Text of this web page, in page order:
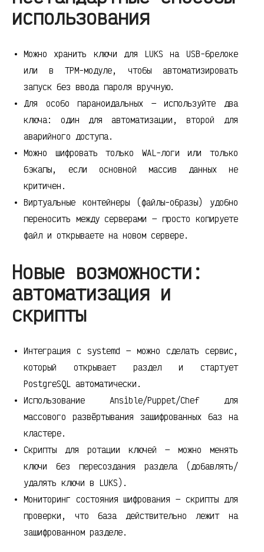
использования
Можно хранить ключи для LUKS на USB-брелоке
или в TPM-модуле, чтобы автоматизировать
запуск без ввода пароля вручную.
Для особо параноидальных — используйте два
ключа: один для автоматизации, второй для
аварийного доступа.
Можно шифровать только WAL-логи или только
бэкапы, если основной массив данных не
критичен.
Виртуальные контейнеры (файлы-образы) удобно
переносить между серверами — просто копируете
файл и открываете на новом сервере.
Новые возможности:
автоматизация и
скрипты
Интеграция с systemd — можно сделать сервис,
который открывает раздел и стартует
PostgreSQL автоматически.
Использование Ansible/Puppet/Chef для
массового развёртывания зашифрованных баз на
кластере.
Скрипты для ротации ключей — можно менять
ключи без пересоздания раздела (добавлять/
удалять ключи в LUKS).
Мониторинг состояния шифрования — скрипты для
проверки, что база действительно лежит на
зашифрованном разделе.